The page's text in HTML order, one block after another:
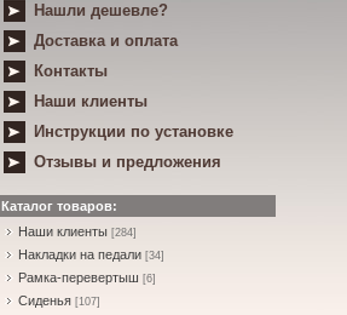
Нашли дешевле?
Доставка и оплата
Контакты
Наши клиенты
Инструкции по установке
Отзывы и предложения
Каталог товаров:
Наши клиенты [284]
Накладки на педали [34]
Рамка-перевертыш [6]
Сиденья [107]